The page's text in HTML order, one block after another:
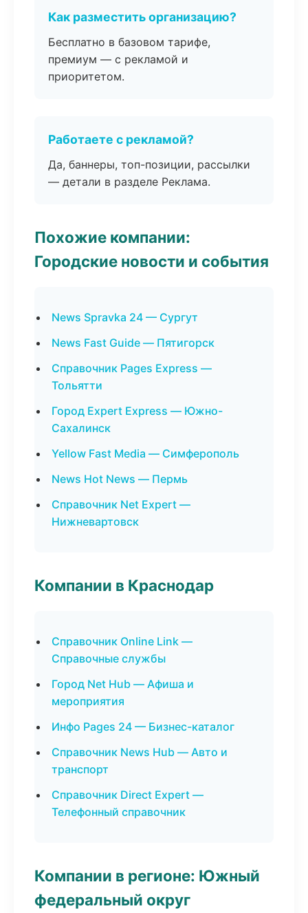
Как разместить организацию?
Бесплатно в базовом тарифе,
премиум — с рекламой и
приоритетом.
Работаете с рекламой?
Да, баннеры, топ-позиции, рассылки
— детали в разделе Реклама.
Похожие компании:
Городские новости и события
News Spravka 24 — Сургут
News Fast Guide — Пятигорск
Справочник Pages Express —
Тольятти
Город Expert Express — Южно-
Сахалинск
Yellow Fast Media — Симферополь
News Hot News — Пермь
Справочник Net Expert —
Нижневартовск
Компании в Краснодар
Справочник Online Link —
Справочные службы
Город Net Hub — Афиша и
мероприятия
Инфо Pages 24 — Бизнес-каталог
Справочник News Hub — Авто и
транспорт
Справочник Direct Expert —
Телефонный справочник
Компании в регионе: Южный
федеральный округ